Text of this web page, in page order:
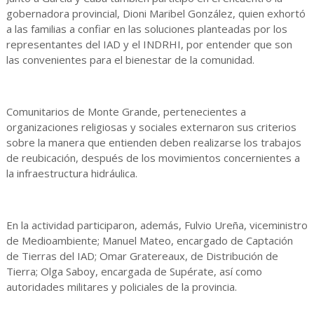
gobernadora provincial, Dioni Maribel González, quien exhortó
a las familias a confiar en las soluciones planteadas por los
representantes del IAD y el INDRHI, por entender que son
las convenientes para el bienestar de la comunidad.
Comunitarios de Monte Grande, pertenecientes a
organizaciones religiosas y sociales externaron sus criterios
sobre la manera que entienden deben realizarse los trabajos
de reubicación, después de los movimientos concernientes a
la infraestructura hidráulica.
En la actividad participaron, además, Fulvio Ureña, viceministro
de Medioambiente; Manuel Mateo, encargado de Captación
de Tierras del IAD; Omar Gratereaux, de Distribución de
Tierra; Olga Saboy, encargada de Supérate, así como
autoridades militares y policiales de la provincia.